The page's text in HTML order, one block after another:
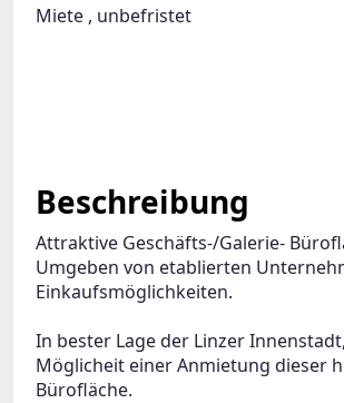
Miete , unbefristet
Beschreibung
Attraktive Geschäfts-/Galerie-
Umgeben von etablierten
Einkaufsmöglichkeiten.
In bester Lage der Linzer
Möglicheit einer Anmietung dieser
Bürofläche.